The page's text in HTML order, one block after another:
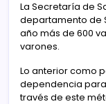
La Secretaría de
departamento de
año más de 600
varones.
Lo anterior como
dependencia
través de este